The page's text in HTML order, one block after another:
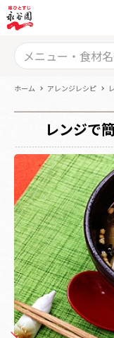
ホーム アレンジレシピ
レンジで